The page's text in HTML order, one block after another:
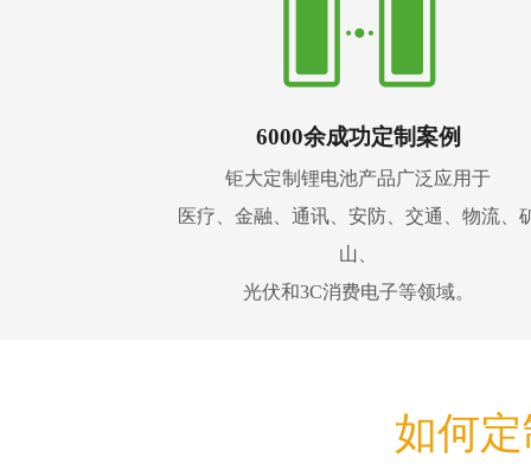
6000余成功定制案例
钜大定制锂电池产品广泛应用于
医疗、金融、通讯、安防、交通、物流、
山、
光伏和3C消费电子等领域。
如何